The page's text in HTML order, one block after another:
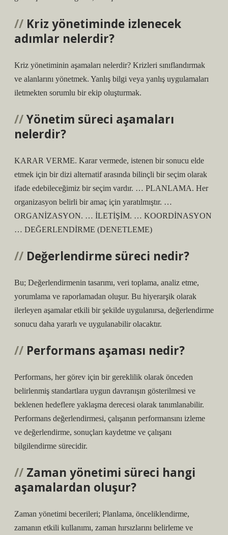
Kriz yönetiminde izlenecek
adımlar nelerdir?
Kriz yönetiminin aşamaları nelerdir? Krizleri sınıflandırmak
ve alanlarını yönetmek. Yanlış bilgi veya yanlış uygulamaları
iletmekten sorumlu bir ekip oluşturmak.
Yönetim süreci aşamaları
nelerdir?
KARAR VERME. Karar vermede, istenen bir sonucu elde
etmek için bir dizi alternatif arasında bilinçli bir seçim olarak
ifade edebileceğimiz bir seçim vardır. … PLANLAMA. Her
organizasyon belirli bir amaç için yaratılmıştır. …
ORGANİZASYON. … İLETİŞİM. … KOORDİNASYON
… DEĞERLENDİRME (DENETLEME)
Değerlendirme süreci nedir?
Bu; Değerlendirmenin tasarımı, veri toplama, analiz etme,
yorumlama ve raporlamadan oluşur. Bu hiyerarşik olarak
ilerleyen aşamalar etkili bir şekilde uygulanırsa, değerlendirme
sonucu daha yararlı ve uygulanabilir olacaktır.
Performans aşaması nedir?
Performans, her görev için bir gereklilik olarak önceden
belirlenmiş standartlara uygun davranışın gösterilmesi ve
beklenen hedeflere yaklaşma derecesi olarak tanımlanabilir.
Performans değerlendirmesi, çalışanın performansını izleme
ve değerlendirme, sonuçları kaydetme ve çalışanı
bilgilendirme sürecidir.
Zaman yönetimi süreci hangi
aşamalardan oluşur?
Zaman yönetimi becerileri; Planlama, önceliklendirme,
zamanın etkili kullanımı, zaman hırsızlarını belirleme ve